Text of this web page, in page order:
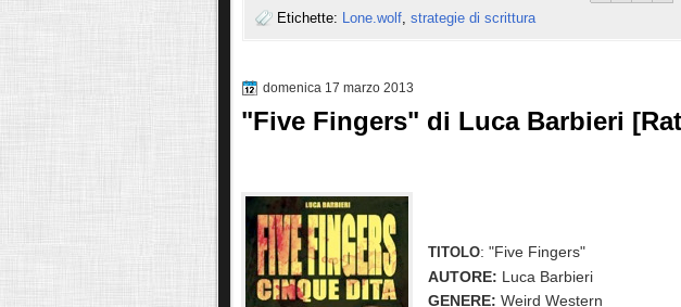
Etichette: Lone.wolf, strategie di scrittura
domenica 17 marzo 2013
"Five Fingers" di Luca Barbieri
TITOLO: "Five Fingers"
AUTORE: Luca Barbieri
GENERE: Weird Western